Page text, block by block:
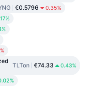
€0.5796 0.35%
TLTon €74.33 0.43%